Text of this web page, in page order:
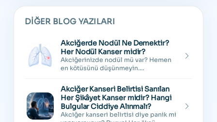
DIĞER BLOG YAZILARI
Akciğerde Nodül Ne Demektir?
Her Nodül Kanser midir?
Akciğerinizde nodül mü var? Hemen
en kötüsünü düşünmeyin.
Akciğer Kanseri Belirtisi Sanılan
Her Şikâyet Kanser midir? Hangi
Bulgular Ciddiye Alınmalı?
Akciğer kanseri belirtisi diye panik mi